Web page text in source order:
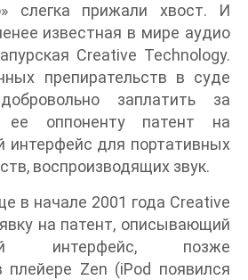
слегка прижали хвост. И
известная в мире аудио
Creative Technology.
препирательств в суде
заплатить за
ее оппоненту патент на
интерфейс для портативных
воспроизводящих звук.
в начале 2001 года Creative
на патент, описывающий
интерфейс, позже
плейере Zen (iPod появился